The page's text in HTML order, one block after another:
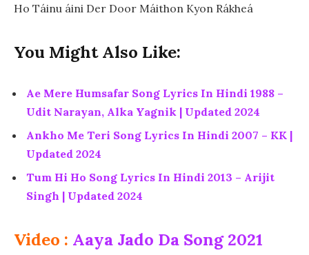
Ho Táinu áini Der Door Máithon Kyon Rákheá
You Might Also Like:
Ae Mere Humsafar Song Lyrics In Hindi 1988 –
Udit Narayan, Alka Yagnik | Updated 2024
Ankho Me Teri Song Lyrics In Hindi 2007 – KK |
Updated 2024
Tum Hi Ho Song Lyrics In Hindi 2013 – Arijit
Singh | Updated 2024
Video : Aaya Jado Da Song 2021